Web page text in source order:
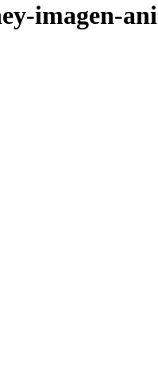
imagen-